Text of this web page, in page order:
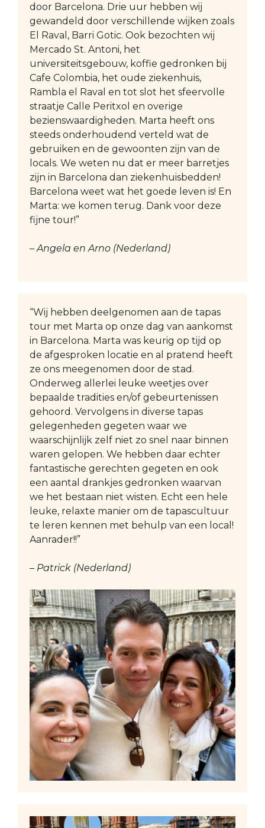
door Barcelona. Drie uur hebben wij
gewandeld door verschillende wijken zoals
El Raval, Barri Gotic. Ook bezochten wij
Mercado St. Antoni, het
universiteitsgebouw, koffie gedronken bij
Cafe Colombia, het oude ziekenhuis,
Rambla el Raval en tot slot het sfeervolle
straatje Calle Peritxol en overige
bezienswaardigheden. Marta heeft ons
steeds onderhoudend verteld wat de
gebruiken en de gewoonten zijn van de
locals. We weten nu dat er meer barretjes
zijn in Barcelona dan ziekenhuisbedden!
Barcelona weet wat het goede leven is! En
Marta: we komen terug. Dank voor deze
fijne tour!”
– Angela en Arno (Nederland)
“Wij hebben deelgenomen aan de tapas
tour met Marta op onze dag van aankomst
in Barcelona. Marta was keurig op tijd op
de afgesproken locatie en al pratend heeft
ze ons meegenomen door de stad.
Onderweg allerlei leuke weetjes over
bepaalde tradities en/of gebeurtenissen
gehoord. Vervolgens in diverse tapas
gelegenheden gegeten waar we
waarschijnlijk zelf niet zo snel naar binnen
waren gelopen. We hebben daar echter
fantastische gerechten gegeten en ook
een aantal drankjes gedronken waarvan
we het bestaan niet wisten. Echt een hele
leuke, relaxte manier om de tapascultuur
te leren kennen met behulp van een local!
Aanrader!!”
– Patrick (Nederland)